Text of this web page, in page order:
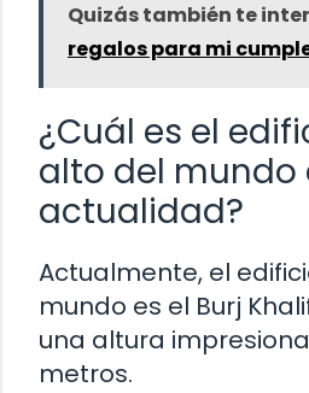
Quizás también te
regalos para mi
¿Cuál es el
alto del mundo
actualidad?
Actualmente, el
mundo es el Burj
una altura
metros.